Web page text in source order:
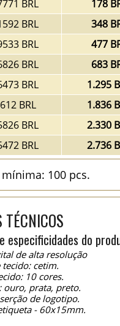
BRL
178
BRL
348
BRL
477
BRL
683
BRL
1.295
BRL
1.836
BRL
2.330
BRL 2.736
100 pcs.
TÉCNICOS
especificidades do
de alta resolução
tecido: cetim.
10 cores.
ouro, prata, preto.
de logotipo.
- 60x15mm.